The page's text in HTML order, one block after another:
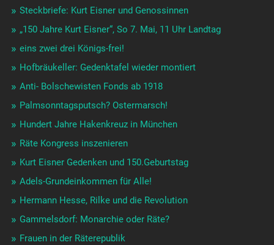
Steckbriefe: Kurt Eisner und Genossinnen
„150 Jahre Kurt Eisner“, So 7. Mai, 11 Uhr Landtag
eins zwei drei Königs-frei!
Hofbräukeller: Gedenktafel wieder montiert
Anti- Bolschewisten Fonds ab 1918
Palmsonntagsputsch? Ostermarsch!
Hundert Jahre Hakenkreuz in München
Räte Kongress inszenieren
Kurt Eisner Gedenken und 150.Geburtstag
Adels-Grundeinkommen für Alle!
Hermann Hesse, Rilke und die Revolution
Gammelsdorf: Monarchie oder Räte?
Frauen in der Räterepublik